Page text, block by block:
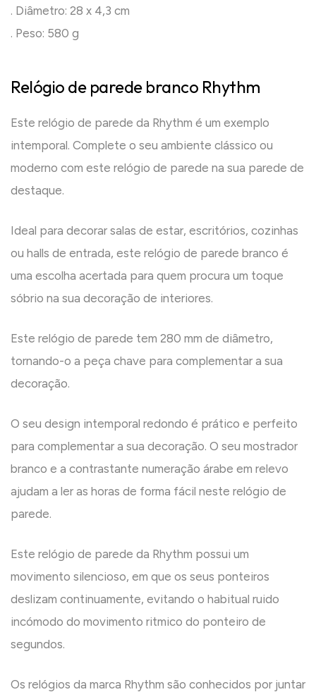
. Diâmetro: 28 x 4,3 cm
. Peso: 580 g
Relógio de parede branco Rhythm
Este relógio de parede da Rhythm é um exemplo
intemporal. Complete o seu ambiente clássico ou
moderno com este relógio de parede na sua parede de
destaque.
Ideal para decorar salas de estar, escritórios, cozinhas
ou halls de entrada, este relógio de parede branco é
uma escolha acertada para quem procura um toque
sóbrio na sua decoração de interiores.
Este relógio de parede tem 280 mm de diâmetro,
tornando-o a peça chave para complementar a sua
decoração.
O seu design intemporal redondo é prático e perfeito
para complementar a sua decoração. O seu mostrador
branco e a contrastante numeração árabe em relevo
ajudam a ler as horas de forma fácil neste relógio de
parede.
Este relógio de parede da Rhythm possui um
movimento silencioso, em que os seus ponteiros
deslizam continuamente, evitando o habitual ruido
incómodo do movimento ritmico do ponteiro de
segundos.
Os relógios da marca Rhythm são conhecidos por juntar